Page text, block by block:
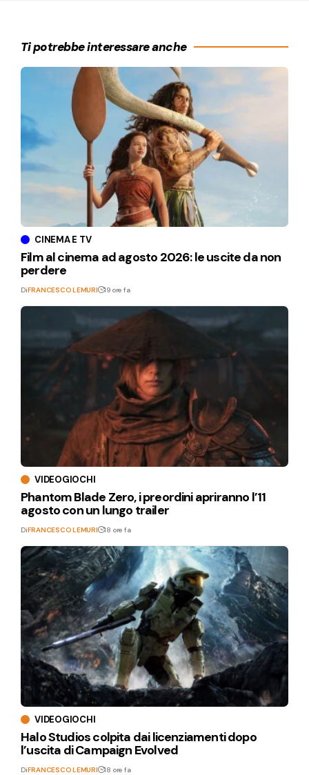
Ti potrebbe interessare anche
CINEMA E TV
Film al cinema ad agosto 2026: le uscite da non
perdere
DiFRANCESCO LEMURI 19 ore fa
VIDEOGIOCHI
Phantom Blade Zero, i preordini apriranno l’11
agosto con un lungo trailer
DiFRANCESCO LEMURI 18 ore fa
VIDEOGIOCHI
Halo Studios colpita dai licenziamenti dopo
l’uscita di Campaign Evolved
DiFRANCESCO LEMURI 18 ore fa